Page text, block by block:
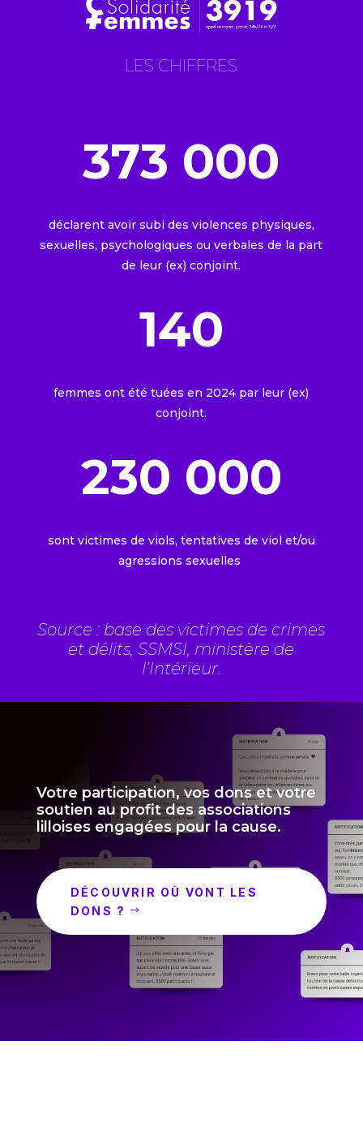
LES CHIFFRES
373 000
déclarent avoir subi des violences physiques,
sexuelles, psychologiques ou verbales de la part
de leur (ex) conjoint.
140
femmes ont été tuées en 2024 par leur (ex)
conjoint.
230 000
sont victimes de viols, tentatives de viol et/ou
agressions sexuelles
Source : base des victimes de crimes
et délits, SSMSI, ministère de
l’Intérieur.
Votre participation, vos dons et votre
soutien au profit des associations
lilloises engagées pour la cause.
DÉCOUVRIR OÙ VONT LES
DONS ?